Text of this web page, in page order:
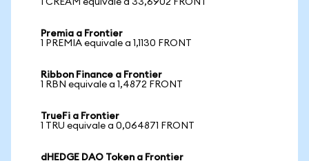
1 CREAM equivale a 33,6902 FRONT
Premia a Frontier
1 PREMIA equivale a 1,1130 FRONT
Ribbon Finance a Frontier
1 RBN equivale a 1,4872 FRONT
TrueFi a Frontier
1 TRU equivale a 0,064871 FRONT
dHEDGE DAO Token a Frontier